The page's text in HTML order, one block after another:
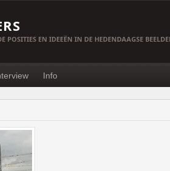
POSITIES EN IDEEËN IN DE HEDENDAAGSE
Info